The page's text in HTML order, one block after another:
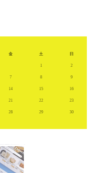
金 土 日
1 2
7 8 9
14 15 16
21 22 23
28 29 30